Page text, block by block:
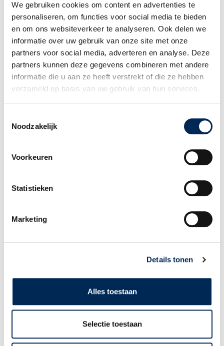
We gebruiken cookies om content en advertenties te
personaliseren, om functies voor social media te bieden
en om ons websiteverkeer te analyseren. Ook delen we
informatie over uw gebruik van onze site met onze
partners voor social media, adverteren en analyse. Deze
partners kunnen deze gegevens combineren met andere
informatie die u aan ze heeft verstrekt of die ze hebben
verzameld op basis van uw gebruik van hun services.
Noodzakelijk
Voorkeuren
Statistieken
Marketing
Details tonen
Alles toestaan
Selectie toestaan
Niederlassung in den Niederlanden
gründen
Länderinformationen
WER SIND SIE
Internationaler Arbeitgeber
Gehaltsabrechnung im Ausland
Berater & Partner
WER SIND WIR
Arbeiten bei Interfisc
MEHR ERFAHREN
Länderinformationen
+49 (0)3 825 5003